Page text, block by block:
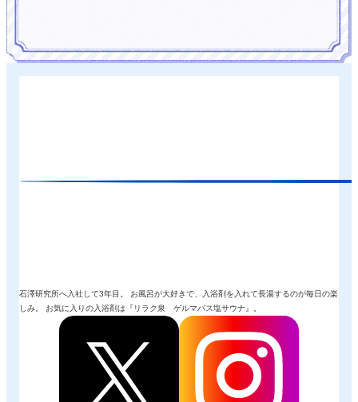
石澤研究所へ入社して3年目。 お風呂が大好きで、入浴剤を入れて長湯するのが毎日の楽
しみ。 お気に入りの入浴剤は『リラク泉 ゲルマバス塩サウナ』。